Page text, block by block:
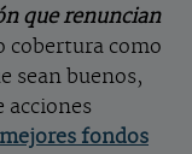
que renuncian
cobertura como
sean buenos,
acciones
fondos